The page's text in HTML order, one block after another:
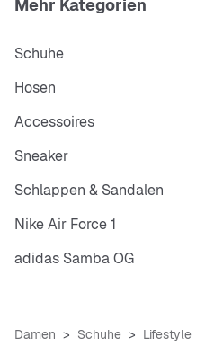
Mehr Kategorien
Schuhe
Hosen
Accessoires
Sneaker
Schlappen & Sandalen
Nike Air Force 1
adidas Samba OG
Damen Schuhe Lifestyle